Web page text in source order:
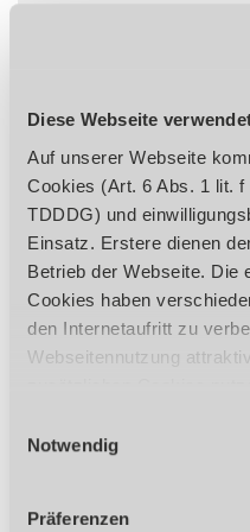
Diese Webseite
Auf unserer Webseite
Cookies (Art. 6 Abs. 1 lit.
TDDDG) und
Einsatz. Erstere dienen
Betrieb der Webseite. Die
Cookies haben
den Internetaufritt zu
Webseitennutzung
1 TDDDG erforderlich.
Sie jederzeit durch Aufruf
Wirkung für die Zukunft
zu den einzelnen Cookies
Notwendig
Präferenzen
große Materialien
Einfache und
Serienmäßig mit
Sägeband
Endanschläge
Spänebürste
Schnittergebnisse